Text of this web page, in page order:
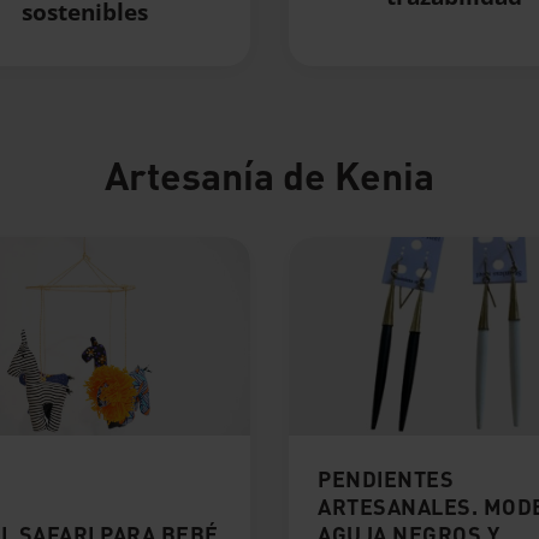
sostenibles
Artesanía de Kenia
PENDIENTES
ARTESANALES.